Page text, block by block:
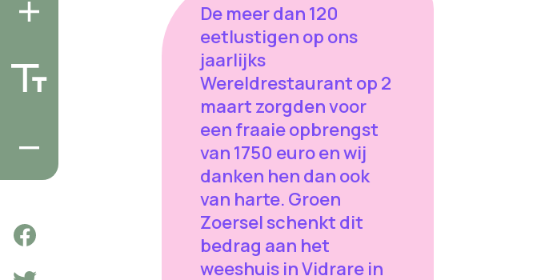
De meer dan 120
eetlustigen op ons
jaarlijks
Wereldrestaurant op 2
maart zorgden voor
een fraaie opbrengst
van 1750 euro en wij
danken hen dan ook
van harte. Groen
Zoersel schenkt dit
bedrag aan het
weeshuis in Vidrare in